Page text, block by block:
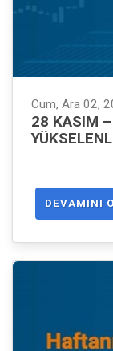
Cum, Ara 02,
28 KASIM
DEVAMINI